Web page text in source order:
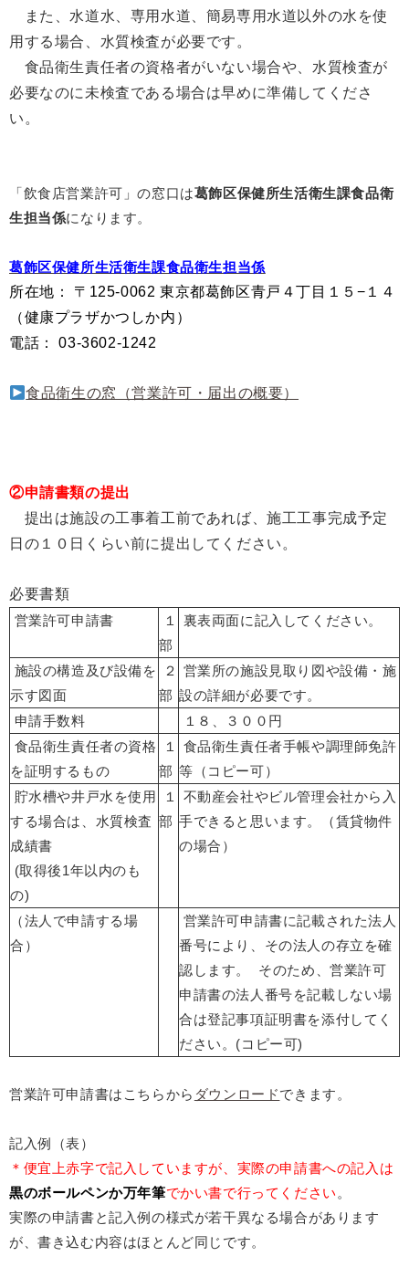
また、 水道水、専用水道、簡易専用水道以外の水を使
用する場合、水質検査が必要です。
食品衛生責任者の資格者がいない場合や、水質検査が
必要なのに未検査である場合は早めに準備してくださ
い。
「飲食店営業許可」の窓口は葛飾区保健所生活衛生課食品衛
生担当係になります。
葛飾区保健所生活衛生課食品衛生担当係
所在地 ：
〒125-0062 東京都葛飾区青戸４丁目１５−１４
（健康プラザかつしか内）
電話 ： 03-3602-1242
食品衛生の窓（営業許可・届出の概要）
②申請書類の提出
提出は施設の工事着工前であれば、施工工事完成予定
日の１０日くらい前に提出してください。
必要書類
営業許可申請書
１
部
裏表両面に記入してください。
施設の構造及び設備を
示す図面
２
部
営業所の施設見取り図や設備・施
設の詳細が必要です。
申請手数料
１８、３００円
食品衛生責任者の資格
を証明するもの
１
部
食品衛生責任者手帳や調理師免許
等 （コピー可）
貯水槽や井戸水を使用
する場合は、水質検査
成績書
(取得後1年以内のも
の)
１
部
不動産会社やビル管理会社から入
手できると思います。（賃貸物件
の場合）
（法人で申請する場
合）
営業許可申請書に記載された法人
番号により、その法人の存立を確
認します。 そのため、営業許可
申請書の法人番号を記載しない場
合は登記事項証明書を添付してく
ださい。(コピー可)
営業許可申請書はこちらから ダウンロードできます。
記入例（表）
＊便宜上赤字で記入していますが、実際の申請書への記入は
黒のボールペンか万年筆でかい書で行ってください 。
実際の申請書と記入例の様式が若干異なる場合があります
が、書き込む内容はほとんど同じです。